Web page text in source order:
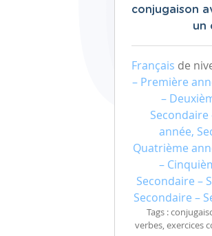
conjugaison
un
Français de
– Première
–
Secondaire
année,
Quatrième
–
Secondaire –
Secondaire –
Tags :
verbes, exercices